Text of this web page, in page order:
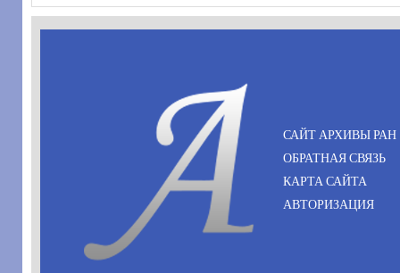
САЙТ АРХИВЫ РАН
ОБРАТНАЯ СВЯЗЬ
КАРТА САЙТА
АВТОРИЗАЦИЯ